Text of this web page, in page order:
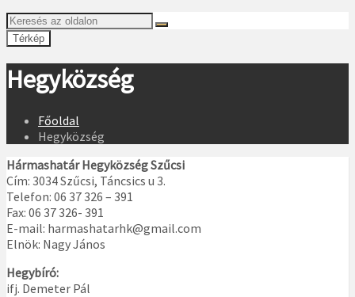
Térkép
Hegyközség
Főoldal
Hegyközség
Hármashatár Hegyközség Szűcsi
Cím: 3034 Szűcsi, Táncsics u 3.
Telefon: 06 37 326 – 391
Fax: 06 37 326- 391
E-mail: harmashatarhk@gmail.com
Elnök: Nagy János
Hegybíró:
ifj. Demeter Pál